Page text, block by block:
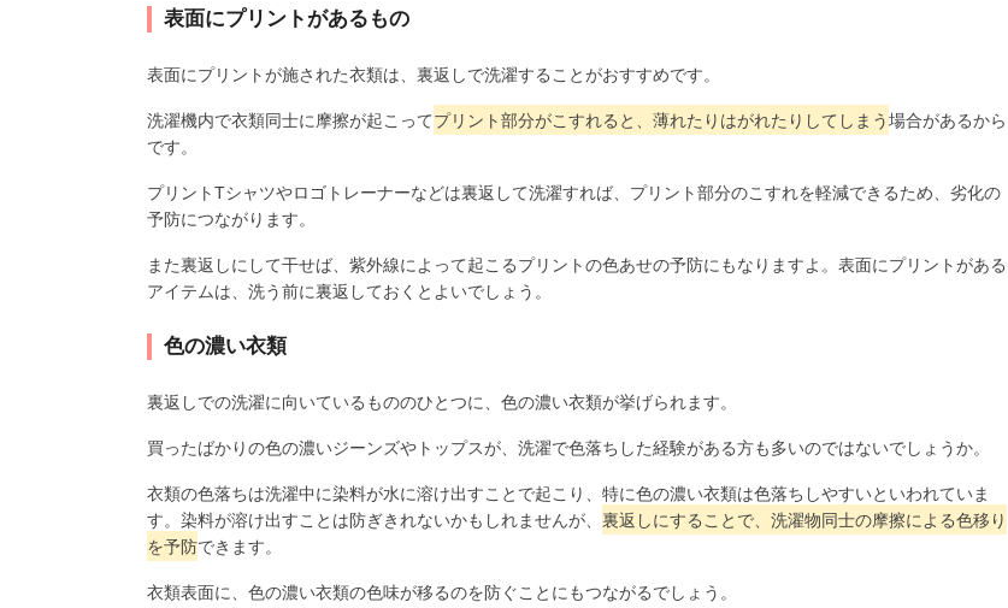
表面にプリントがあるもの
表面にプリントが施された衣類は、裏返しで洗濯することがおすすめです。
洗濯機内で衣類同士に摩擦が起こってプリント部分がこすれると、薄れたりはがれたりしてしまう場合があるから
です。
プリントTシャツやロゴトレーナーなどは裏返して洗濯すれば、プリント部分のこすれを軽減できるため、劣化の
予防につながります。
また裏返しにして干せば、紫外線によって起こるプリントの色あせの予防にもなりますよ。表面にプリントがある
アイテムは、洗う前に裏返しておくとよいでしょう。
色の濃い衣類
裏返しでの洗濯に向いているもののひとつに、色の濃い衣類が挙げられます。
買ったばかりの色の濃いジーンズやトップスが、洗濯で色落ちした経験がある方も多いのではないでしょうか。
衣類の色落ちは洗濯中に染料が水に溶け出すことで起こり、特に色の濃い衣類は色落ちしやすいといわれていま
す。染料が溶け出すことは防ぎきれないかもしれませんが、 裏返しにすることで、洗濯物同士の摩擦による色移り
を予防できます。
衣類表面に、色の濃い衣類の色味が移るのを防ぐことにもつながるでしょう。